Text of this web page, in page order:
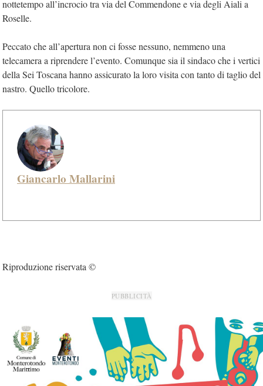
nottetempo all’incrocio tra via del Commendone e via degli Aiali a
Roselle.
Peccato che all’apertura non ci fosse nessuno, nemmeno una
telecamera a riprendere l’evento. Comunque sia il sindaco che i vertici
della Sei Toscana hanno assicurato la loro visita con tanto di taglio del
nastro. Quello tricolore.
Giancarlo Mallarini
Riproduzione riservata ©
PUBBLICITÀ